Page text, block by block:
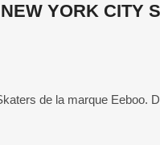
YORK CITY
de la marque Eeboo.